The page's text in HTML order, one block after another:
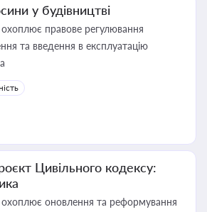
у будівництві
правове регулювання
та введення в експлуатацію
Цивільного кодексу:
оновлення та реформування